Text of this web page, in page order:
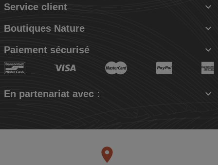
Service client 
Boutiques Nature 
Paiement sécurisé 
En partenariat avec : 
place